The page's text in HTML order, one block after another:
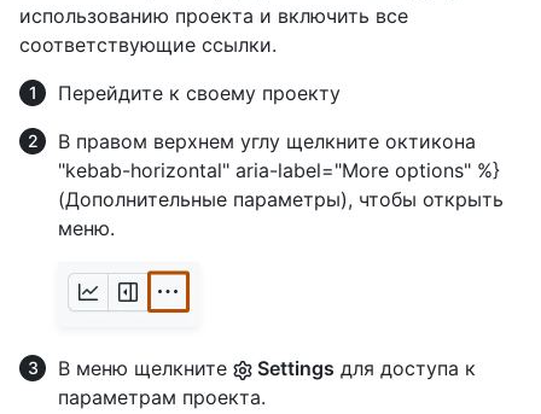
использованию проекта и включить все
соответствующие ссылки.
Перейдите к своему проекту
В правом верхнем углу щелкните октикона
"kebab-horizontal" aria-label="More options" %}
(Дополнительные параметры), чтобы открыть
меню.
В меню щелкните Settings для доступа к
параметрам проекта.